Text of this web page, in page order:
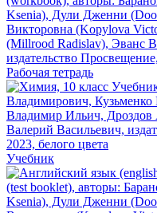
Рабочая тетрадь
Учебник